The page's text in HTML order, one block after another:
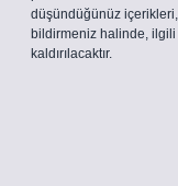
düşündüğünüz içerikleri,
bildirmeniz halinde,
kaldırılacaktır.